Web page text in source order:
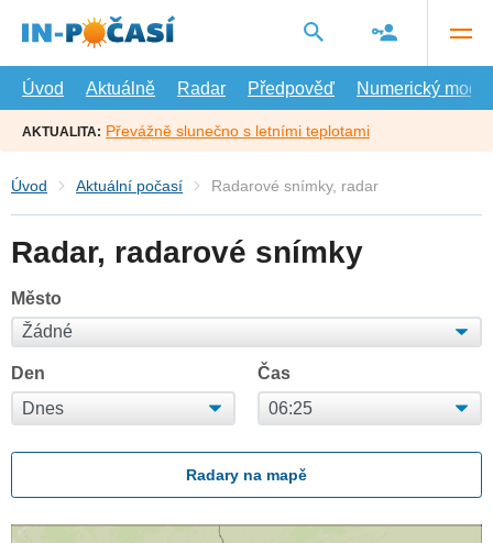
hlavní
Úvod
Aktuálně Radar Předpověď Numerický model
AKTUALITA: Převážně slunečno s letními teplotami
Úvod Aktuální počasí Radarové snímky, radar
Radar, radarové snímky
Město
Den Čas
Radary na mapě